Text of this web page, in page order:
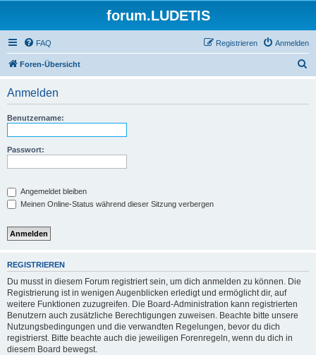
forum.LUDETIS
FAQ Anmelden
Registrieren
Foren-Übersicht
Anmelden
Benutzername:
Passwort:
Angemeldet bleiben
Meinen Online-Status während dieser Sitzung verbergen
REGISTRIEREN
Du musst in diesem Forum registriert sein, um dich anmelden zu können. Die
Registrierung ist in wenigen Augenblicken erledigt und ermöglicht dir, auf
weitere Funktionen zuzugreifen. Die Board-Administration kann registrierten
Benutzern auch zusätzliche Berechtigungen zuweisen. Beachte bitte unsere
Nutzungsbedingungen und die verwandten Regelungen, bevor du dich
registrierst. Bitte beachte auch die jeweiligen Forenregeln, wenn du dich in
diesem Board bewegst.